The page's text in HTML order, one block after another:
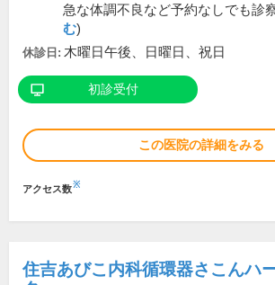
急な体調不良など予約なしでも診
む)
休診日: 木曜日午後、日曜日、祝日
初診受付
この医院の詳細をみる
アクセス数※
住吉あびこ内科循環器さこんハ